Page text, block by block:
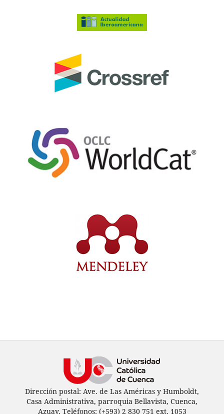
Dirección postal: Ave. de Las Américas y Humboldt,
Casa Administrativa, parroquia Bellavista, Cuenca,
Azuay. Teléfonos: (+593) 2 830 751 ext. 1053